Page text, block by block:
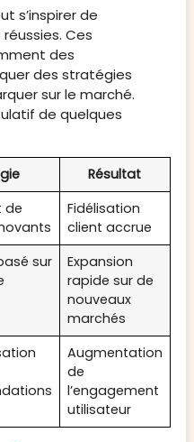
s’inspirer de
Ces
des
des stratégies
sur le marché.
de quelques
Résultat
de
Fidélisation
client accrue
sur
Expansion
rapide sur de
nouveaux
marchés
Augmentation
de
l’engagement
utilisateur